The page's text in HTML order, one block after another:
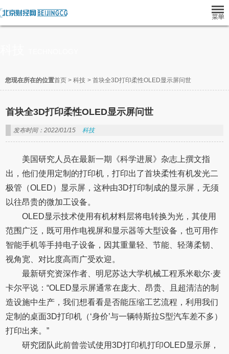
您现在所在的位置首页 > 科技 > 首块全3D打印柔性OLED显示屏问世
首块全3D打印柔性OLED显示屏问世
发布时间：2022/01/15 科技
美国研究人员在最新一期《科学进展》杂志上撰文指
出，他们使用定制的打印机，打印出了首块柔性有机发光二
极管（OLED）显示屏，这种由3D打印制成的显示屏，无须
以往昂贵的微加工设备。
OLED显示技术使用有机材料层将电转换为光，其使用
范围广泛，既可用作电视屏和显示器等大型设备，也可用作
智能手机等手持电子设备，因其重量轻、节能、轻薄柔韧、
视角宽、对比度高而广受欢迎。
最新研究资深作者、明尼苏达大学机械工程系米歇尔·麦
卡尔平说：“OLED显示屏通常在庞大、昂贵、且超清洁的制
造设施中生产，我们想看看是否能压缩工艺流程，利用我们
定制的桌面3D打印机（‘身价’与一辆特斯拉S型汽车差不多）
打印出来。”
研究团队此前曾尝试使用3D打印机打印OLED显示屏，